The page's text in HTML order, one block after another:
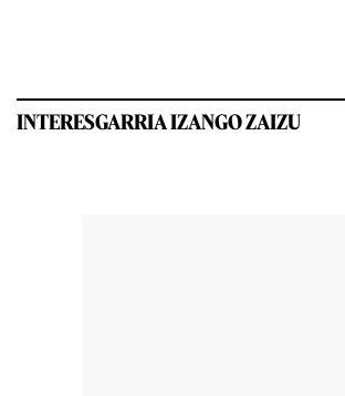
INTERESGARRIA IZANGO ZAIZU